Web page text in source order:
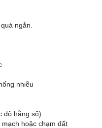
ngắn.
nhiễu
hằng số)
hoặc chạm đất